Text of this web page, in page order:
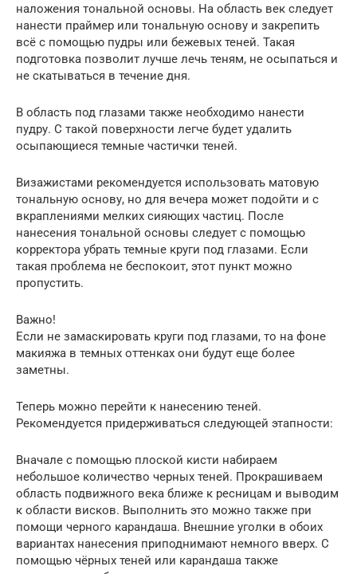
наложения тональной основы. На область век следует
нанести праймер или тональную основу и закрепить
всё с помощью пудры или бежевых теней. Такая
подготовка позволит лучше лечь теням, не осыпаться и
не скатываться в течение дня.
В область под глазами также необходимо нанести
пудру. С такой поверхности легче будет удалить
осыпающиеся темные частички теней.
Визажистами рекомендуется использовать матовую
тональную основу, но для вечера может подойти и с
вкраплениями мелких сияющих частиц. После
нанесения тональной основы следует с помощью
корректора убрать темные круги под глазами. Если
такая проблема не беспокоит, этот пункт можно
пропустить.
Важно!
Если не замаскировать круги под глазами, то на фоне
макияжа в темных оттенках они будут еще более
заметны.
Теперь можно перейти к нанесению теней.
Рекомендуется придерживаться следующей этапности:
Вначале с помощью плоской кисти набираем
небольшое количество черных теней. Прокрашиваем
область подвижного века ближе к ресницам и выводим
к области висков. Выполнить это можно также при
помощи черного карандаша. Внешние уголки в обоих
вариантах нанесения приподнимают немного вверх. С
помощью чёрных теней или карандаша также